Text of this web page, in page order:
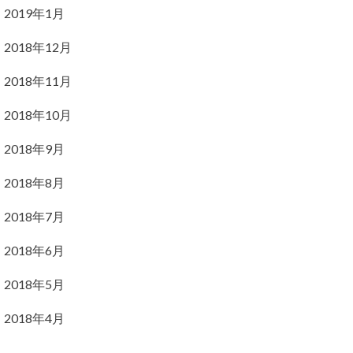
2019年1月
2018年12月
2018年11月
2018年10月
2018年9月
2018年8月
2018年7月
2018年6月
2018年5月
2018年4月